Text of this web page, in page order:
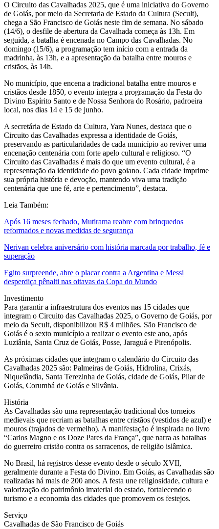
O Circuito das Cavalhadas 2025, que é uma iniciativa do Governo
de Goiás, por meio da Secretaria de Estado da Cultura (Secult),
chega a São Francisco de Goiás neste fim de semana. No sábado
(14/6), o desfile de abertura da Cavalhada começa às 13h. Em
seguida, a batalha é encenada no Campo das Cavalhadas. No
domingo (15/6), a programação tem início com a entrada da
madrinha, às 13h, e a apresentação da batalha entre mouros e
cristãos, às 14h.
No município, que encena a tradicional batalha entre mouros e
cristãos desde 1850, o evento integra a programação da Festa do
Divino Espírito Santo e de Nossa Senhora do Rosário, padroeira
local, nos dias 14 e 15 de junho.
A secretária de Estado da Cultura, Yara Nunes, destaca que o
Circuito das Cavalhadas expressa a identidade de Goiás,
preservando as particularidades de cada município ao reviver uma
encenação centenária com forte apelo cultural e religioso. “O
Circuito das Cavalhadas é mais do que um evento cultural, é a
representação da identidade do povo goiano. Cada cidade imprime
sua própria história e devoção, mantendo viva uma tradição
centenária que une fé, arte e pertencimento”, destaca.
Leia Também:
Após 16 meses fechado, Mutirama reabre com brinquedos
reformados e novas medidas de segurança
Nerivan celebra aniversário com história marcada por trabalho, fé e
superação
Egito surpreende, abre o placar contra a Argentina e Messi
desperdiça pênalti nas oitavas da Copa do Mundo
Investimento
Para garantir a infraestrutura dos eventos nas 15 cidades que
integram o Circuito das Cavalhadas 2025, o Governo de Goiás, por
meio da Secult, disponibilizou R$ 4 milhões. São Francisco de
Goiás é o sexto município a realizar o evento este ano, após
Luziânia, Santa Cruz de Goiás, Posse, Jaraguá e Pirenópolis.
As próximas cidades que integram o calendário do Circuito das
Cavalhadas 2025 são: Palmeiras de Goiás, Hidrolina, Crixás,
Niquelândia, Santa Terezinha de Goiás, cidade de Goiás, Pilar de
Goiás, Corumbá de Goiás e Silvânia.
História
As Cavalhadas são uma representação tradicional dos torneios
medievais que recriam as batalhas entre cristãos (vestidos de azul) e
mouros (trajados de vermelho). A manifestação é inspirada no livro
“Carlos Magno e os Doze Pares da França”, que narra as batalhas
do guerreiro cristão contra os sarracenos, de religião islâmica.
No Brasil, há registros desse evento desde o século XVII,
geralmente durante a Festa do Divino. Em Goiás, as Cavalhadas são
realizadas há mais de 200 anos. A festa une religiosidade, cultura e
valorização do patrimônio imaterial do estado, fortalecendo o
turismo e a economia das cidades que promovem os festejos.
Serviço
Cavalhadas de São Francisco de Goiás